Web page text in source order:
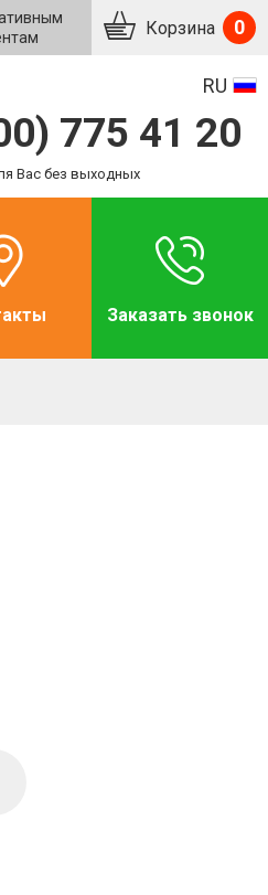
Корзина 0
RU
775 41 20
Вас без выходных
Заказать звонок